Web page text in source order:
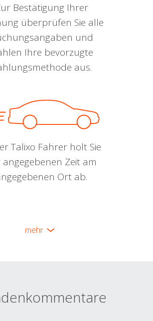
Bestätigung Ihrer
überprüfen Sie alle
und
Ihre bevorzugte
aus.
Talixo Fahrer holt Sie
angegebenen Zeit am
Ort ab.
mehr